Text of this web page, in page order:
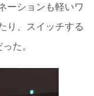
ーションも軽いワ
り、スイッチする
た。